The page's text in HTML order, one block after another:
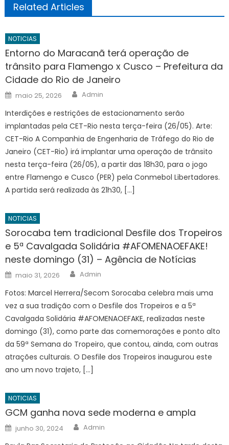
Related Articles
NOTICIAS
Entorno do Maracanã terá operação de
trânsito para Flamengo x Cusco – Prefeitura da
Cidade do Rio de Janeiro
Posted
on
maio 25, 2026 Author
Admin
Interdições e restrições de estacionamento serão
implantadas pela CET-Rio nesta terça-feira (26/05). Arte:
CET-Rio A Companhia de Engenharia de Tráfego do Rio de
Janeiro (CET-Rio) irá implantar uma operação de trânsito
nesta terça-feira (26/05), a partir das 18h30, para o jogo
entre Flamengo e Cusco (PER) pela Conmebol Libertadores.
A partida será realizada às 21h30, […]
NOTICIAS
Sorocaba tem tradicional Desfile dos Tropeiros
e 5ª Cavalgada Solidária #AFOMENAOEFAKE!
neste domingo (31) – Agência de Notícias
Posted
on
maio 31, 2026 Author
Admin
Fotos: Marcel Herrera/Secom Sorocaba celebra mais uma
vez a sua tradição com o Desfile dos Tropeiros e a 5ª
Cavalgada Solidária #AFOMENAOEFAKE, realizadas neste
domingo (31), como parte das comemorações e ponto alto
da 59ª Semana do Tropeiro, que contou, ainda, com outras
atrações culturais. O Desfile dos Tropeiros inaugurou este
ano um novo trajeto, […]
NOTICIAS
GCM ganha nova sede moderna e ampla
Posted
on
junho 30, 2024 Author
Admin